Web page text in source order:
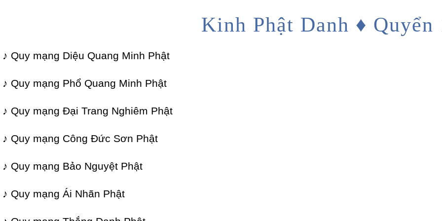
Kinh Phật Danh ♦ Quyển
♪ Quy mạng Diệu Quang Minh Phật
♪ Quy mạng Phổ Quang Minh Phật
♪ Quy mạng Đại Trang Nghiêm Phật
♪ Quy mạng Công Đức Sơn Phật
♪ Quy mạng Bảo Nguyệt Phật
♪ Quy mạng Ái Nhãn Phật